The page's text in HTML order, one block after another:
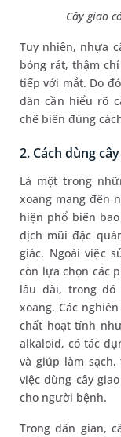
Cây giao
Tuy nhiên, nhựa
bỏng rát, thậm
tiếp với mắt. Do
dân cần hiểu rõ
chế biến đúng
2. Cách dùng
Là một trong
xoang mang đến
hiện phổ biến
dịch mũi đặc
giác. Ngoài việc
còn lựa chọn các
lâu dài, trong đó
xoang. Các
chất hoạt tính
alkaloid, có tác
và giúp làm
việc dùng cây
cho người bệnh.
Trong dân gian,